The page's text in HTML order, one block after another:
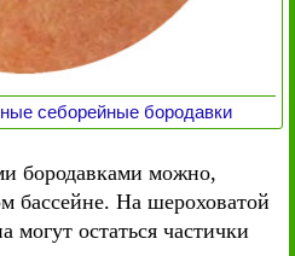
себорейные бородавки
бородавками можно,
бассейне. На шероховатой
могут остаться частички